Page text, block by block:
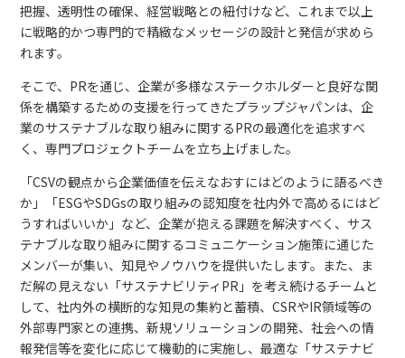
把握、透明性の確保、経営戦略との紐付けなど、これまで以上
に戦略的かつ専門的で精緻なメッセージの設計と発信が求めら
れます。
そこで、PRを通じ、企業が多様なステークホルダーと良好な関
係を構築するための支援を行ってきたプラップジャパンは、企
業のサステナブルな取り組みに関するPRの最適化を追求すべ
く、専門プロジェクトチームを立ち上げました。
「CSVの観点から企業価値を伝えなおすにはどのように語るべき
か」「ESGやSDGsの取り組みの認知度を社内外で高めるにはど
うすればいいか」など、企業が抱える課題を解決すべく、サス
テナブルな取り組みに関するコミュニケーション施策に通じた
メンバーが集い、知見やノウハウを提供いたします。また、ま
だ解の見えない「サステナビリティPR」を考え続けるチームと
して、社内外の横断的な知見の集約と蓄積、CSRやIR領域等の
外部専門家との連携、新規ソリューションの開発、社会への情
報発信等を変化に応じて機動的に実施し、最適な「サステナビ